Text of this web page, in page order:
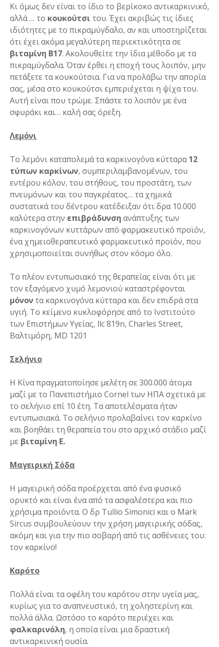
Κι όμως δεν είναι το ίδιο το βερίκοκο αντικαρκινικό,
αλλά … το κουκούτσι του. Έχει ακριβώς τις ίδιες
ιδιότητες με το πικραμύγδαλο, αν και υποστηρίζεται
ότι έχει ακόμα μεγαλύτερη περιεκτικότητα σε
βιταμίνη B17. Ακολουθείτε την ίδια μέθοδο με τα
πικραμύγδαλα. Όταν έρθει η εποχή τους λοιπόν, μην
πετάξετε τα κουκούτσια. Για να προλάβω την απορία
σας, μέσα στο κουκούτσι εμπεριέχεται η ψίχα του.
Αυτή είναι που τρώμε. Σπάστε το λοιπόν με ένα
σφυράκι και… καλή σας όρεξη.
Λεμόνι
Το λεμόνι καταπολεμά τα καρκινογόνα κύτταρα12
τύπων καρκίνων, συμπεριλαμβανομένων, του
εντέρου κόλον, του στήθους, του προστάτη, των
πνευμόνων και του παγκρέατος… τα χημικά
συστατικά του δέντρου κατέδειξαν ότι δρα 10.000
καλύτερα στην επιβράδυνση ανάπτυξης των
καρκινογόνων κυττάρων από φαρμακευτικό προϊόν,
ένα χημειοθεραπευτικό φαρμακευτικό προϊόν, που
χρησιμοποιείται συνήθως στον κόσμο όλο.
Το πλέον εντυπωσιακό της θεραπείας είναι ότι με
τον εξαγόμενο χυμό λεμονιού καταστρέφονται
μόνοντα καρκινογόνα κύτταρα και δεν επιδρά στα
υγιή. Το κείμενο κυκλοφόρησε από το Ινστιτούτο
των Επιστήμων Υγείας, llc 819n, Charles Street,
Βαλτιμόρη, MD 1201
Σελήνιο
Η Κίνα πραγματοποίησε μελέτη σε 300.000 άτομα
μαζί με το Πανεπιστήμιο Cornel των ΗΠΑ σχετικά με
το σελήνιο επί 10 έτη. Τα αποτελέσματα ήταν
εντυπωσιακά. Το σελήνιο προλαβαίνει τον καρκίνο
και βοηθάει τη θεραπεία του στο αρχικό στάδιο μαζί
με βιταμίνη Ε.
Μαγειρική Σόδα
Η μαγειρική σόδα προέρχεται από ένα φυσικό
ορυκτό και είναι ένα από τα ασφαλέστερα και πιο
χρήσιμα προϊόντα. Ο δρ Tullio Simonici και ο Mark
Sircus συμβουλεύουν την χρήση μαγειρικής σόδας,
ακόμη και για την πιο σοβαρή από τις ασθένειες του:
τον καρκίνο!
Καρότο
Πολλά είναι τα οφέλη του καρότου στην υγεία μας,
κυρίως για το αναπνευστικό, τη χοληστερίνη και
πολλά άλλα. Ωστόσο το καρότο περιέχει και
φαλκαρινόλη, η οποία είναι μια δραστική
αντικαρκινική ουσία.